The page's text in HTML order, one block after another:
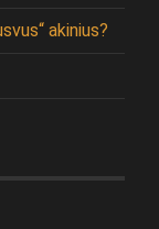
akinius?